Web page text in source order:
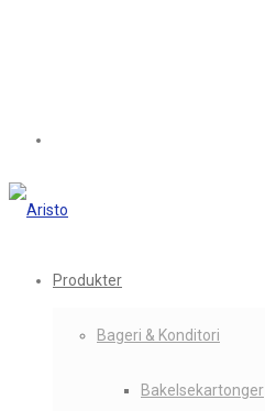
Produkter
Bageri & Konditori
Bakelsekartonger